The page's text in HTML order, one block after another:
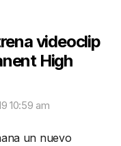
videoclip
High
10:59 am
un nuevo